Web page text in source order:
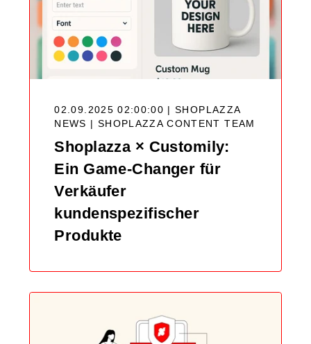
02.09.2025 02:00:00 | SHOPLAZZA
NEWS | SHOPLAZZA CONTENT TEAM
Shoplazza × Customily:
Ein Game-Changer für
Verkäufer
kundenspezifischer
Produkte